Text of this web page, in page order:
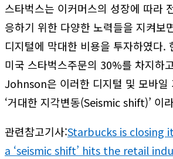
스타벅스는 이커머스의 성장에 따라
응하기 위한 다양한 노력들을 지켜보
디지털에 막대한 비용을 투자하였다.
미국 스타벅스주문의 30%를 차지하
Johnson은 이러한 디지털 및 모바일
‘거대한 지각변동(Seismic shift)’ 이
관련참고기사:Starbucks is closing
a ‘seismic shift’ hits the retail